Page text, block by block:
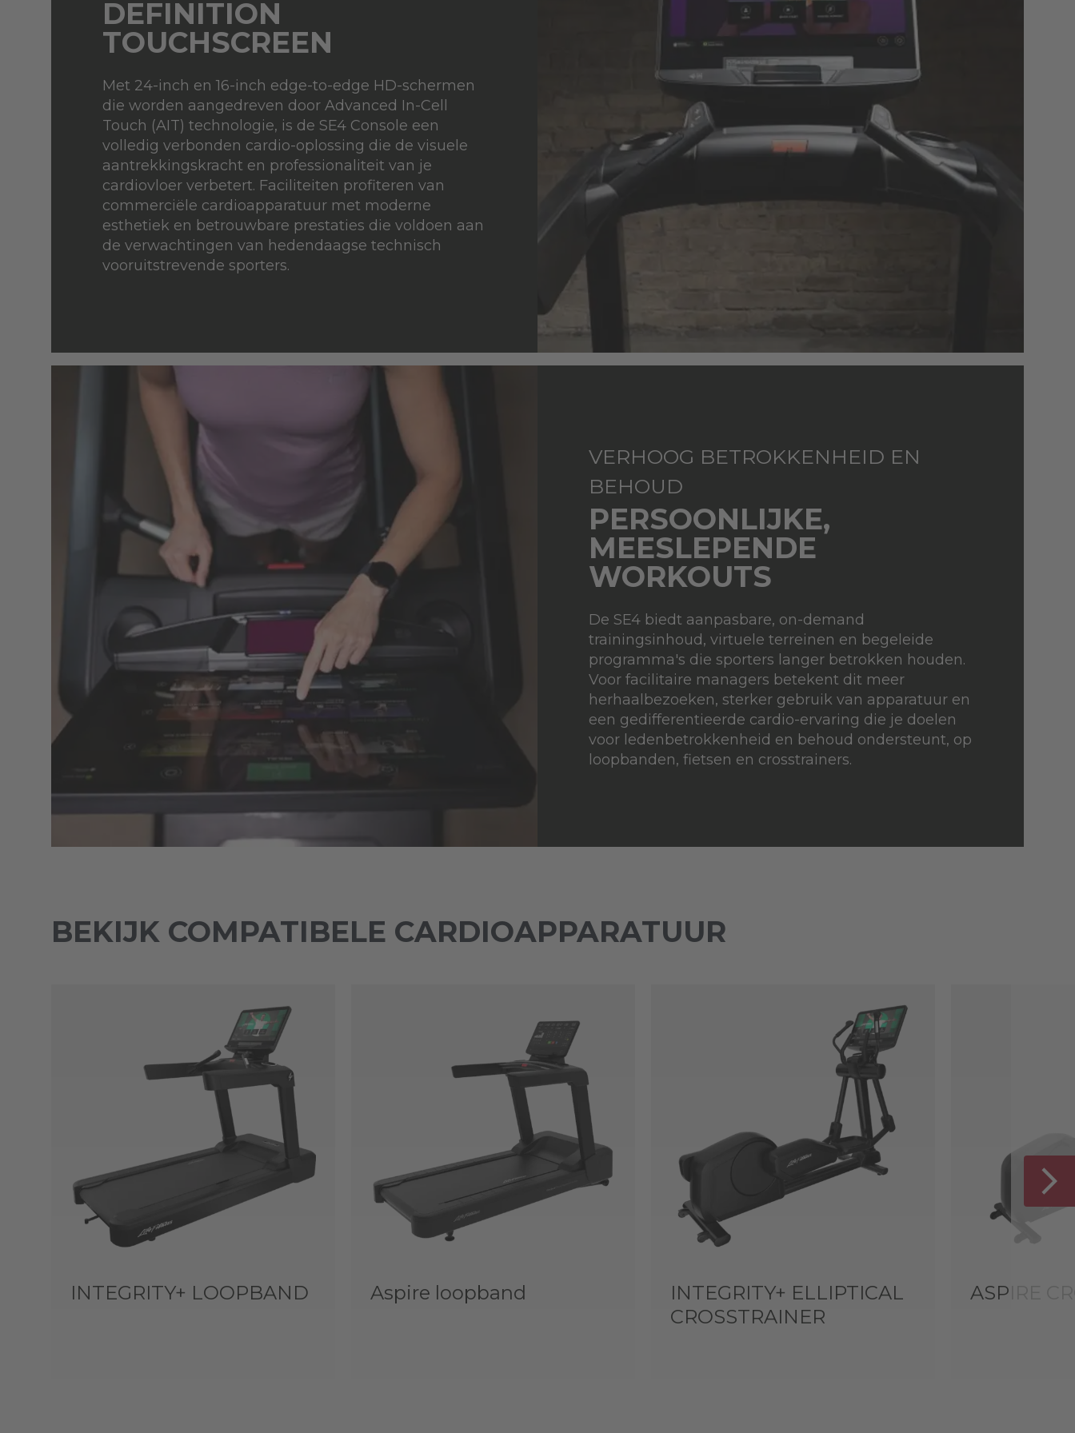
DEFINITION
TOUCHSCREEN
Met 24-inch en 16-inch edge-to-edge HD-schermen
die worden aangedreven door Advanced In-Cell
Touch (AIT) technologie, is de SE4 Console een
volledig verbonden cardio-oplossing die de visuele
aantrekkingskracht en professionaliteit van je
cardiovloer verbetert. Faciliteiten profiteren van
commerciële cardioapparatuur met moderne
esthetiek en betrouwbare prestaties die voldoen aan
de verwachtingen van hedendaagse technisch
vooruitstrevende sporters.
VERHOOG BETROKKENHEID EN
BEHOUD
PERSOONLIJKE,
MEESLEPENDE
WORKOUTS
De SE4 biedt aanpasbare, on-demand
trainingsinhoud, virtuele terreinen en begeleide
programma's die sporters langer betrokken houden.
Voor facilitaire managers betekent dit meer
herhaalbezoeken, sterker gebruik van apparatuur en
een gedifferentieerde cardio-ervaring die je doelen
voor ledenbetrokkenheid en behoud ondersteunt, op
loopbanden, fietsen en crosstrainers.
BEKIJK COMPATIBELE CARDIOAPPARATUUR
INTEGRITY+ LOOPBAND Aspire loopband
INTEGRITY+ ELLIPTICAL
CROSSTRAINER
ASPIRE